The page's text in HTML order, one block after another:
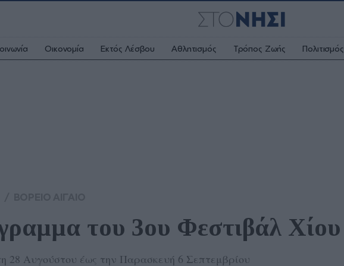
Οικονομία Εκτός Λέσβου Αθλητισμός Τρόπος Ζωής Πολιτισμός
του 3ου Φεστιβάλ Χίου
28 Αυγούστου έως την Παρασκευή 6 Σεπτεμβρίου